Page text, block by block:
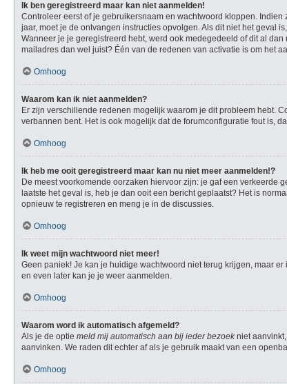
Ik ben geregistreerd maar kan niet aanmelden!
Controleer eerst of je gebruikersnaam en wachtwoord kloppen.
jaar, moet je de ontvangen instructies opvolgen. Als dit niet het geval
Wanneer je je geregistreerd hebt, werd ook medegedeeld of dit al
mailadres dan wel juist? Één van de redenen van activatie is om het
Omhoog
Waarom kan ik niet aanmelden?
Er zijn verschillende redenen mogelijk waarom je dit probleem hebt.
verbannen bent. Het is ook mogelijk dat de forumconfiguratie fout is,
Omhoog
Ik heb me ooit geregistreerd maar kan nu niet meer aanmelden!?
De meest voorkomende oorzaken hiervoor zijn: je gaf een verkeerde
laatste het geval is, heb je dan ooit een bericht geplaatst? Het is
opnieuw te registreren en meng je in de discussies.
Omhoog
Ik weet mijn wachtwoord niet meer!
Geen paniek! Je kan je huidige wachtwoord niet terug krijgen, maar
en even later kan je je weer aanmelden.
Omhoog
Waarom word ik automatisch afgemeld?
Als je de optie meld mij automatisch aan bij ieder bezoek niet
aanvinken. We raden dit echter af als je gebruik maakt van een
Omhoog